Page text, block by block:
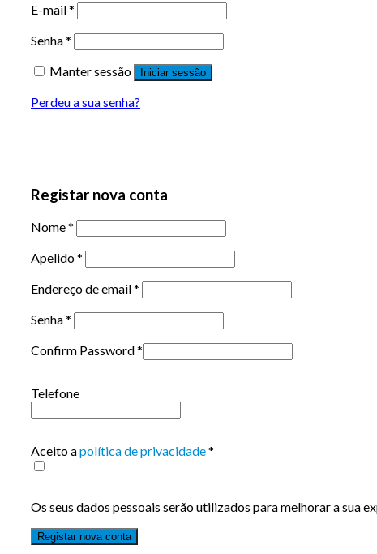
E-mail*
Senha*
Manter sessão
Iniciar sessão
Perdeu a sua senha?
Registar nova conta
Nome*
Apelido*
Endereço de email*
Senha*
Confirm Password*
Telefone
Aceito apolítica de privacidade*
Os seus dados pessoais serão utilizados para melhorar a sua
Registar nova conta